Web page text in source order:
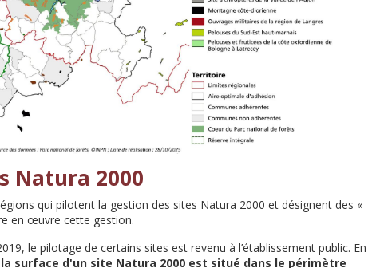
Natura 2000
qui pilotent la gestion des sites Natura 2000 et désignent des «
en œuvre cette gestion.
le pilotage de certains sites est revenu à l’établissement public. En
surface d'un site Natura 2000 est situé dans le périmètre